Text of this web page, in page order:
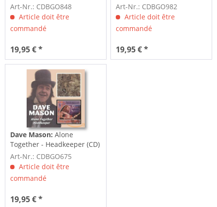
Art-Nr.: CDBGO848
Article doit être
commandé
19,95 € *
Art-Nr.: CDBGO982
Article doit être
commandé
19,95 € *
Dave Mason: Alone
Together - Headkeeper (CD)
Art-Nr.: CDBGO675
Article doit être
commandé
19,95 € *